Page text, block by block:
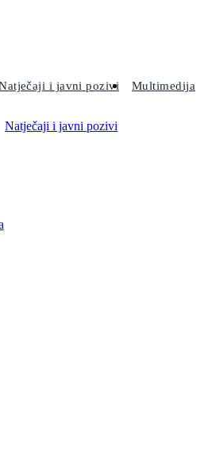
i javni pozivi
Natječaji i javni pozivi
Multimedija